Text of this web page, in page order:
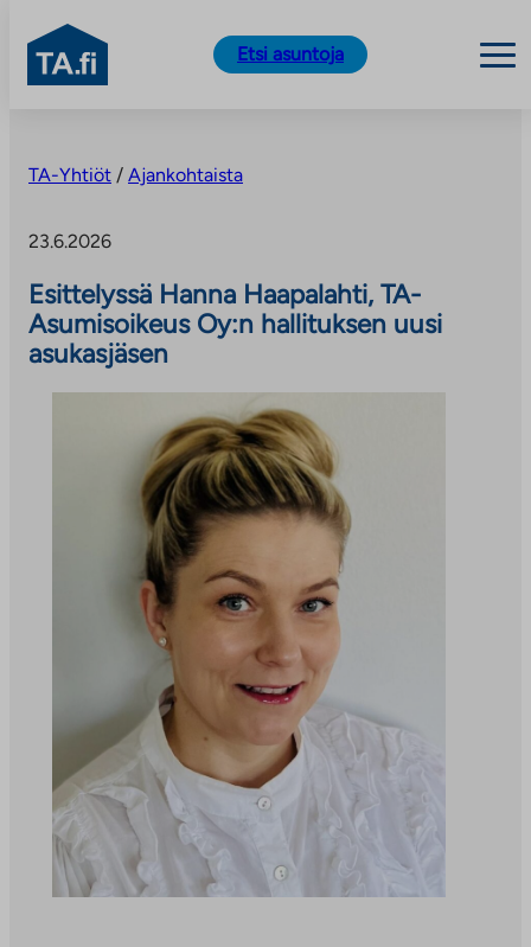
TA.fi
Etsi asuntoja
TA-Yhtiöt / Ajankohtaista
23.6.2026
Esittelyssä Hanna Haapalahti, TA-
Asumisoikeus Oy:n hallituksen uusi
asukasjäsen